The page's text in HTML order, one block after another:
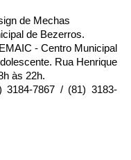
de Mechas
de Bezerros.
- Centro Municipal
Rua Henrique
às 22h.
3184-7867 / (81) 3183-